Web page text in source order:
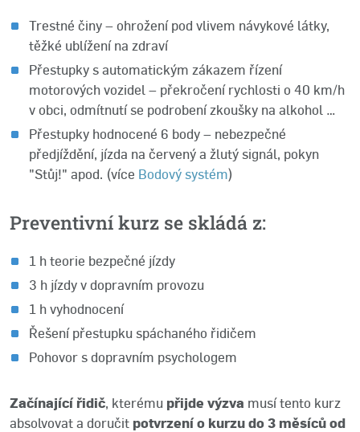
Trestné činy – ohrožení pod vlivem návykové látky,
těžké ublížení na zdraví
Přestupky s automatickým zákazem řízení
motorových vozidel – překročení rychlosti o 40 km/h
v obci, odmítnutí se podrobení zkoušky na alkohol …
Přestupky hodnocené 6 body – nebezpečné
předjíždění, jízda na červený a žlutý signál, pokyn
"Stůj!" apod. (více Bodový systém)
Preventivní kurz se skládá z:
1 h teorie bezpečné jízdy
3 h jízdy v dopravním provozu
1 h vyhodnocení
Řešení přestupku spáchaného řidičem
Pohovor s dopravním psychologem
Začínající řidič, kterému přijde výzva musí tento kurz
absolvovat a doručit potvrzení o kurzu do 3 měsíců od